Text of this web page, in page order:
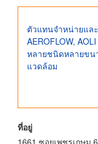
ตัวแทนจำหน่ายแล
AEROFLOW,
หลายชนิดหลายขน
แวดล้อม
ที่อยู่
1661 ซอยเพชรเกษม